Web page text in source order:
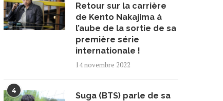
Retour sur la carrière
de Kento Nakajima à
l’aube de la sortie de sa
première série
internationale !
14 novembre 2022
4
Suga (BTS) parle de sa